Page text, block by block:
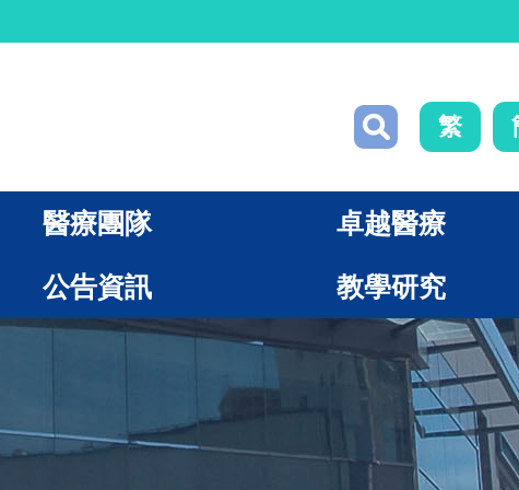
繁
醫療團隊 卓越醫療
公告資訊 教學研究